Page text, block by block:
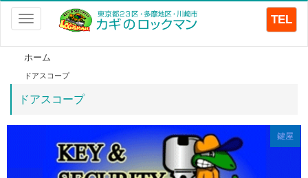
Toggle
navigation
TEL
ホーム
ドアスコープ
ドアスコープ
鍵屋